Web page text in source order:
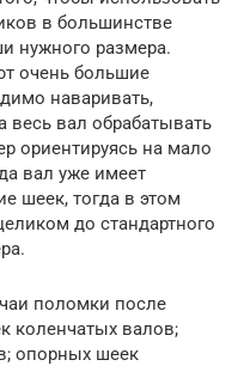
в большинстве
нужного размера.
очень большие
наваривать,
весь вал обрабатывать
ориентируясь на мало
вал уже имеет
шеек, тогда в этом
до стандартного
поломки после
коленчатых валов;
опорных шеек